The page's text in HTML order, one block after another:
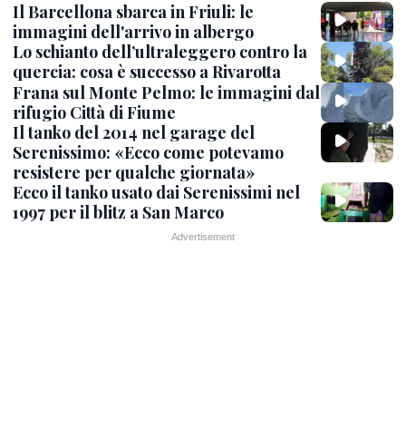
Il Barcellona sbarca in Friuli: le
immagini dell'arrivo in albergo
Lo schianto dell’ultraleggero contro la
quercia: cosa è successo a Rivarotta
Frana sul Monte Pelmo: le immagini dal
rifugio Città di Fiume
Il tanko del 2014 nel garage del
Serenissimo: «Ecco come potevamo
resistere per qualche giornata»
Ecco il tanko usato dai Serenissimi nel
1997 per il blitz a San Marco